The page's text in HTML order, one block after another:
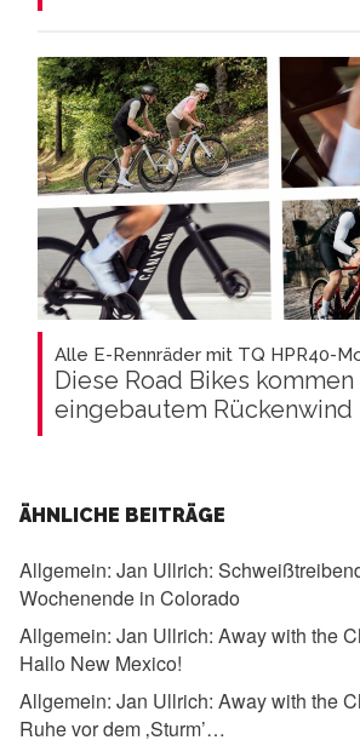
Alle E-Rennräder mit TQ HPR40-
Diese Road Bikes
eingebautem Rückenwind
ÄHNLICHE BEITRÄGE
Allgemein: Jan Ullrich:
Wochenende in Colorado
Allgemein: Jan Ullrich: Away with the
Hallo New Mexico!
Allgemein: Jan Ullrich: Away with the
Ruhe vor dem ‚Sturm’…